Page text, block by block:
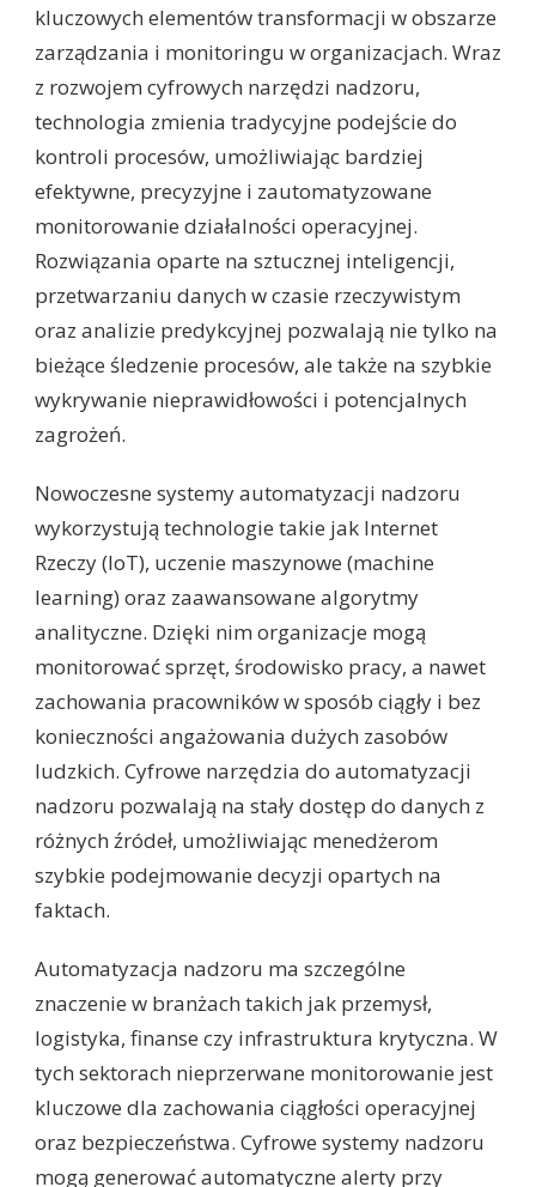
kluczowych elementów transformacji w obszarze
zarządzania i monitoringu w organizacjach. Wraz
z rozwojem cyfrowych narzędzi nadzoru,
technologia zmienia tradycyjne podejście do
kontroli procesów, umożliwiając bardziej
efektywne, precyzyjne i zautomatyzowane
monitorowanie działalności operacyjnej.
Rozwiązania oparte na sztucznej inteligencji,
przetwarzaniu danych w czasie rzeczywistym
oraz analizie predykcyjnej pozwalają nie tylko na
bieżące śledzenie procesów, ale także na szybkie
wykrywanie nieprawidłowości i potencjalnych
zagrożeń.
Nowoczesne systemy automatyzacji nadzoru
wykorzystują technologie takie jak Internet
Rzeczy (IoT), uczenie maszynowe (machine
learning) oraz zaawansowane algorytmy
analityczne. Dzięki nim organizacje mogą
monitorować sprzęt, środowisko pracy, a nawet
zachowania pracowników w sposób ciągły i bez
konieczności angażowania dużych zasobów
ludzkich. Cyfrowe narzędzia do automatyzacji
nadzoru pozwalają na stały dostęp do danych z
różnych źródeł, umożliwiając menedżerom
szybkie podejmowanie decyzji opartych na
faktach.
Automatyzacja nadzoru ma szczególne
znaczenie w branżach takich jak przemysł,
logistyka, finanse czy infrastruktura krytyczna. W
tych sektorach nieprzerwane monitorowanie jest
kluczowe dla zachowania ciągłości operacyjnej
oraz bezpieczeństwa. Cyfrowe systemy nadzoru
mogą generować automatyczne alerty przy